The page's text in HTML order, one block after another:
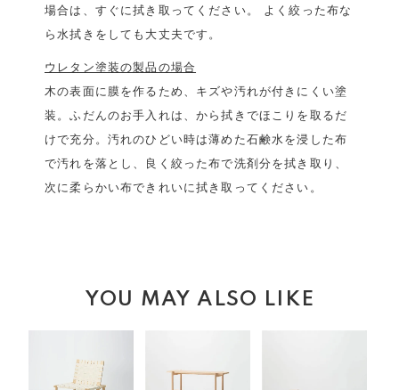
場合は、すぐに拭き取ってください。 よく絞った布な
ら水拭きをしても大丈夫です。
ウレタン塗装の製品の場合
木の表面に膜を作るため、キズや汚れが付きにくい塗
装。ふだんのお手入れは、から拭きでほこりを取るだ
けで充分。汚れのひどい時は薄めた石鹸水を浸した布
で汚れを落とし、良く絞った布で洗剤分を拭き取り、
次に柔らかい布できれいに拭き取ってください。
YOU MAY ALSO LIKE